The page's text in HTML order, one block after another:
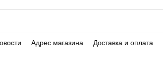
Адрес магазина Доставка и оплата